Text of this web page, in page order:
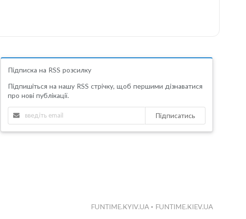
Підписка на RSS розсилку
Підпишіться на нашу RSS стрічку, щоб першими дізнаватися
про нові публікації.
Підписатись
FUNTIME.KYIV.UA • FUNTIME.KIEV.UA